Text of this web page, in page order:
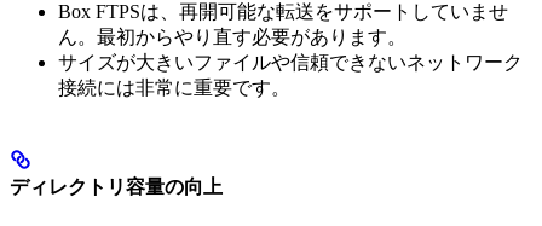
Box FTPSは、再開可能な転送をサポートしていませ
ん。最初からやり直す必要があります。
サイズが大きいファイルや信頼できないネットワーク
接続には非常に重要です。
ディレクトリ容量の向上